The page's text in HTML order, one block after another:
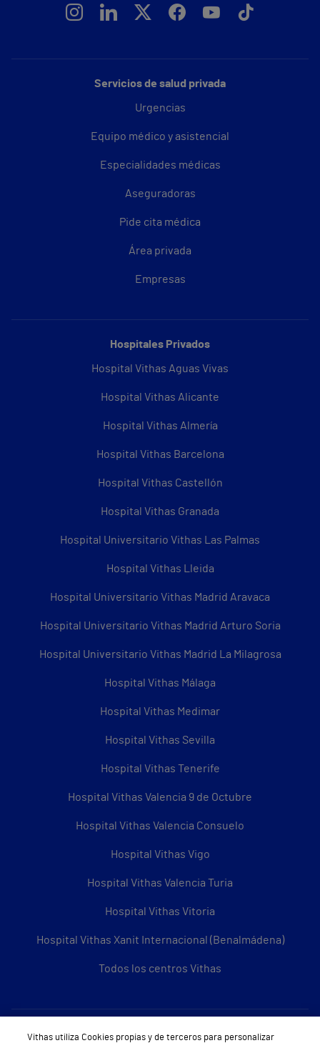
Servicios de salud privada
Urgencias
Equipo médico y asistencial
Especialidades médicas
Aseguradoras
Pide cita médica
Área privada
Empresas
Hospitales Privados
Hospital Vithas Aguas Vivas
Hospital Vithas Alicante
Hospital Vithas Almería
Hospital Vithas Barcelona
Hospital Vithas Castellón
Hospital Vithas Granada
Hospital Universitario Vithas Las Palmas
Hospital Vithas Lleida
Hospital Universitario Vithas Madrid Aravaca
Hospital Universitario Vithas Madrid Arturo Soria
Hospital Universitario Vithas Madrid La Milagrosa
Hospital Vithas Málaga
Hospital Vithas Medimar
Hospital Vithas Sevilla
Hospital Vithas Tenerife
Hospital Vithas Valencia 9 de Octubre
Hospital Vithas Valencia Consuelo
Hospital Vithas Vigo
Hospital Vithas Valencia Turia
Hospital Vithas Vitoria
Hospital Vithas Xanit Internacional (Benalmádena)
Todos los centros Vithas
Sobre Vithas
Vithas utiliza Cookies propias y de terceros para personalizar